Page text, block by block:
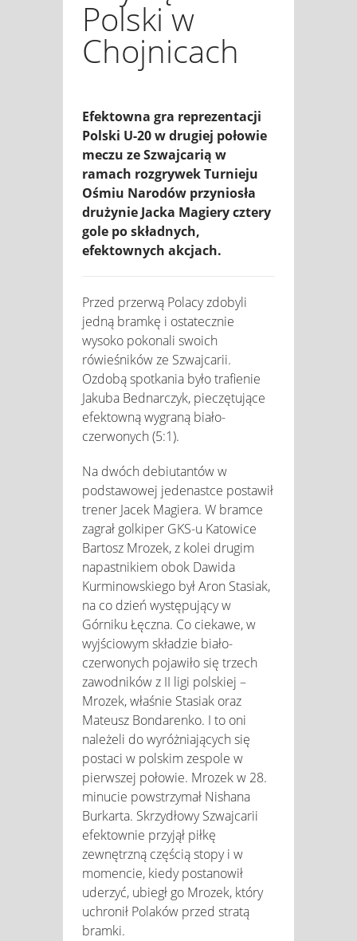
Polski w
Chojnicach
Efektowna gra reprezentacji
Polski U-20 w drugiej połowie
meczu ze Szwajcarią w
ramach rozgrywek Turnieju
Ośmiu Narodów przyniosła
drużynie Jacka Magiery cztery
gole po składnych,
efektownych akcjach.
​Przed przerwą Polacy zdobyli
jedną bramkę i ostatecznie
wysoko pokonali swoich
rówieśników ze Szwajcarii.
Ozdobą spotkania było trafienie
Jakuba Bednarczyk, pieczętujące
efektowną wygraną biało-
czerwonych (5:1).
Na dwóch debiutantów w
podstawowej jedenastce postawił
trener Jacek Magiera. W bramce
zagrał golkiper GKS-u Katowice
Bartosz Mrozek, z kolei drugim
napastnikiem obok Dawida
Kurminowskiego był Aron Stasiak,
na co dzień występujący w
Górniku Łęczna. Co ciekawe, w
wyjściowym składzie biało-
czerwonych pojawiło się trzech
zawodników z II ligi polskiej –
Mrozek, właśnie Stasiak oraz
Mateusz Bondarenko. I to oni
należeli do wyróżniających się
postaci w polskim zespole w
pierwszej połowie. Mrozek w 28.
minucie powstrzymał Nishana
Burkarta. Skrzydłowy Szwajcarii
efektownie przyjął piłkę
zewnętrzną częścią stopy i w
momencie, kiedy postanowił
uderzyć, ubiegł go Mrozek, który
uchronił Polaków przed stratą
bramki.